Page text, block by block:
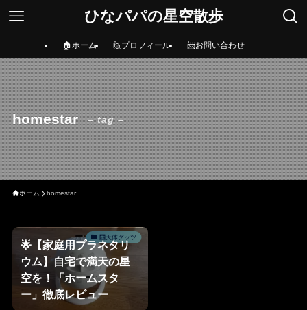
ひなパパの星空散歩
🏠ホーム 🙋プロフィール 📨お問い合わせ
homestar – tag –
ホーム homestar
🧮天体グッツ
🌟【家庭用プラネタリ
ウム】自宅で満天の星
空を！「ホームスタ
ー」徹底レビュー